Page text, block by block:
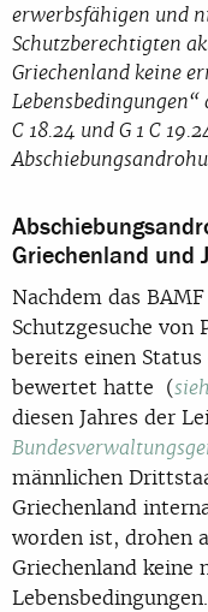
erwerbsfähigen und
Schutzberechtigten
Griechenland keine
Lebensbedingungen“
C 18.24 und G 1 C
Griechenland und
Nachdem das
Schutzgesuche von
bereits einen
bewertet hatte (
diesen Jahres der
männlichen
Griechenland
worden ist, drohen
Griechenland keine